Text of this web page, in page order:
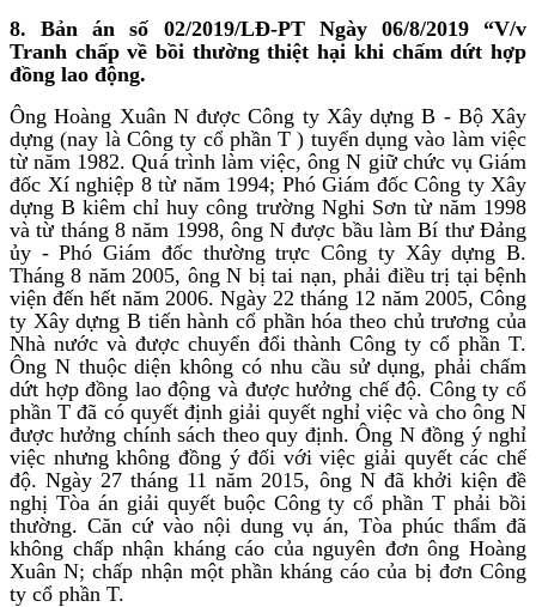
8. Bản án số 02/2019/LĐ-PT Ngày 06/8/2019“V/v
Tranh chấp về bồi thường thiệt hại khi chấm dứt hợp
đồng lao động.
Ông Hoàng Xuân N được Công ty Xây dựng B - Bộ Xây
dựng (nay là Công ty cổ phần T ) tuyển dụng vào làm việc
từ năm 1982. Quá trình làm việc, ông N giữ chức vụ Giám
đốc Xí nghiệp 8 từ năm 1994; Phó Giám đốc Công ty Xây
dựng B kiêm chỉ huy công trường Nghi Sơn từ năm 1998
và từ tháng 8 năm 1998, ông N được bầu làm Bí thư Đảng
ủy - Phó Giám đốc thường trực Công ty Xây dựng B.
Tháng 8 năm 2005, ông N bị tai nạn, phải điều trị tại bệnh
viện đến hết năm 2006. Ngày 22 tháng 12 năm 2005, Công
ty Xây dựng B tiến hành cổ phần hóa theo chủ trương của
Nhà nước và được chuyển đổi thành Công ty cổ phần T.
Ông N thuộc diện không có nhu cầu sử dụng, phải chấm
dứt hợp đồng lao động và được hưởng chế độ. Công ty cổ
phần T đã có quyết định giải quyết nghỉ việc và cho ông N
được hưởng chính sách theo quy định. Ông N đồng ý nghỉ
việc nhưng không đồng ý đối với việc giải quyết các chế
độ. Ngày 27 tháng 11 năm 2015, ông N đã khởi kiện đề
nghị Tòa án giải quyết buộc Công ty cổ phần T phải bồi
thường. Căn cứ vào nội dung vụ án, Tòa phúc thẩm đã
không chấp nhận kháng cáo của nguyên đơn ông Hoàng
Xuân N; chấp nhận một phần kháng cáo của bị đơn Công
ty cổ phần T.